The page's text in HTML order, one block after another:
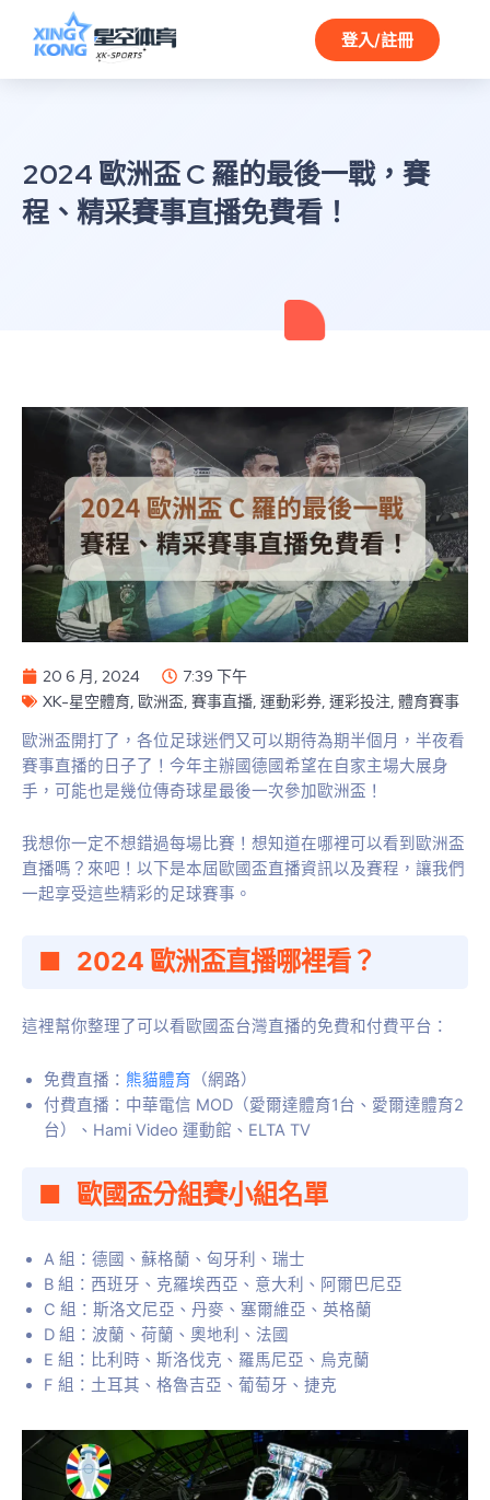
登入/註冊
2024 歐洲盃 C 羅的最後一戰，賽
程、精采賽事直播免費看！
20 6 月, 2024
7:39 下午
XK-星空體育 歐洲盃 賽事直播 運動彩券 運彩投注 體育賽事
歐洲盃開打了，各位足球迷們又可以期待為期半個月，半夜看
賽事直播的日子了！今年主辦國德國希望在自家主場大展身
手，可能也是幾位傳奇球星最後一次參加歐洲盃！
我想你一定不想錯過每場比賽！想知道在哪裡可以看到歐洲盃
直播嗎？來吧！以下是本屆歐國盃直播資訊以及賽程，讓我們
一起享受這些精彩的足球賽事。
2024 歐洲盃直播哪裡看？
這裡幫你整理了可以看歐國盃台灣直播的免費和付費平台：
免費直播： 熊貓體育 （網路）
付費直播：中華電信 MOD（愛爾達體育1台、愛爾達體育2
台）、Hami Video 運動館、ELTA TV
歐國盃分組賽小組名單
A 組：德國、蘇格蘭、匈牙利、瑞士
B 組：西班牙、克羅埃西亞、意大利、阿爾巴尼亞
C 組：斯洛文尼亞、丹麥、塞爾維亞、英格蘭
D 組：波蘭、荷蘭、奧地利、法國
E 組：比利時、斯洛伐克、羅馬尼亞、烏克蘭
F 組：土耳其、格魯吉亞、葡萄牙、捷克